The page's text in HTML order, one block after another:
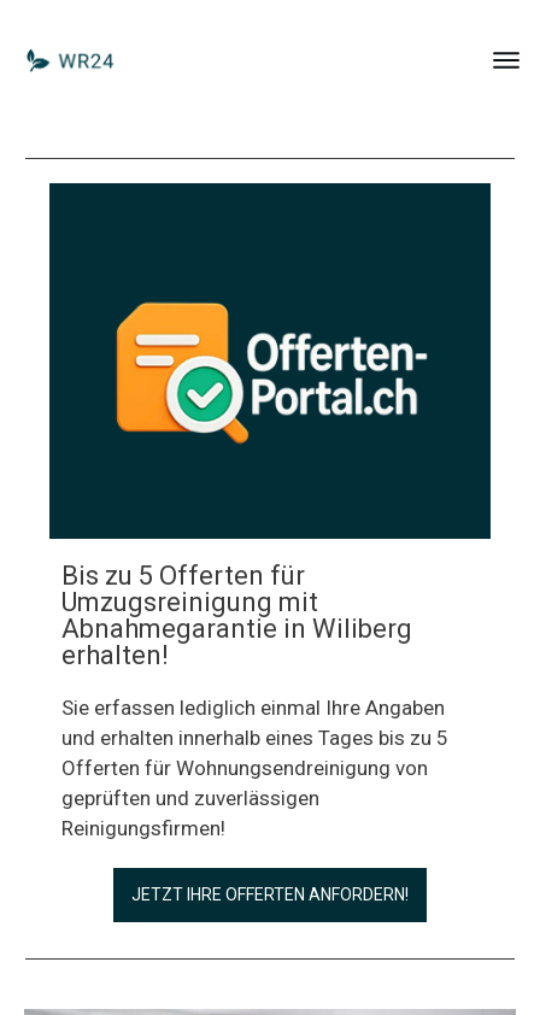
Bis zu 5 Offerten für
Umzugsreinigung mit
Abnahmegarantie in Wiliberg
erhalten!
Sie erfassen lediglich einmal Ihre Angaben
und erhalten innerhalb eines Tages bis zu 5
Offerten für Wohnungsendreinigung von
geprüften und zuverlässigen
Reinigungsfirmen!
JETZT IHRE OFFERTEN ANFORDERN!